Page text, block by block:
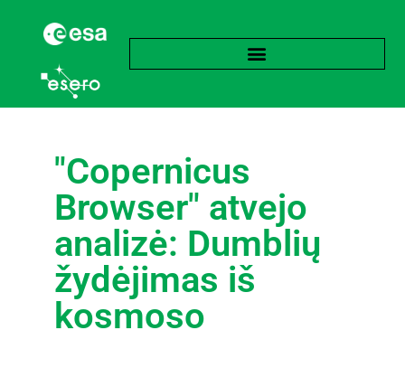
"Copernicus
Browser" atvejo
analizė: Dumblių
žydėjimas iš
kosmoso